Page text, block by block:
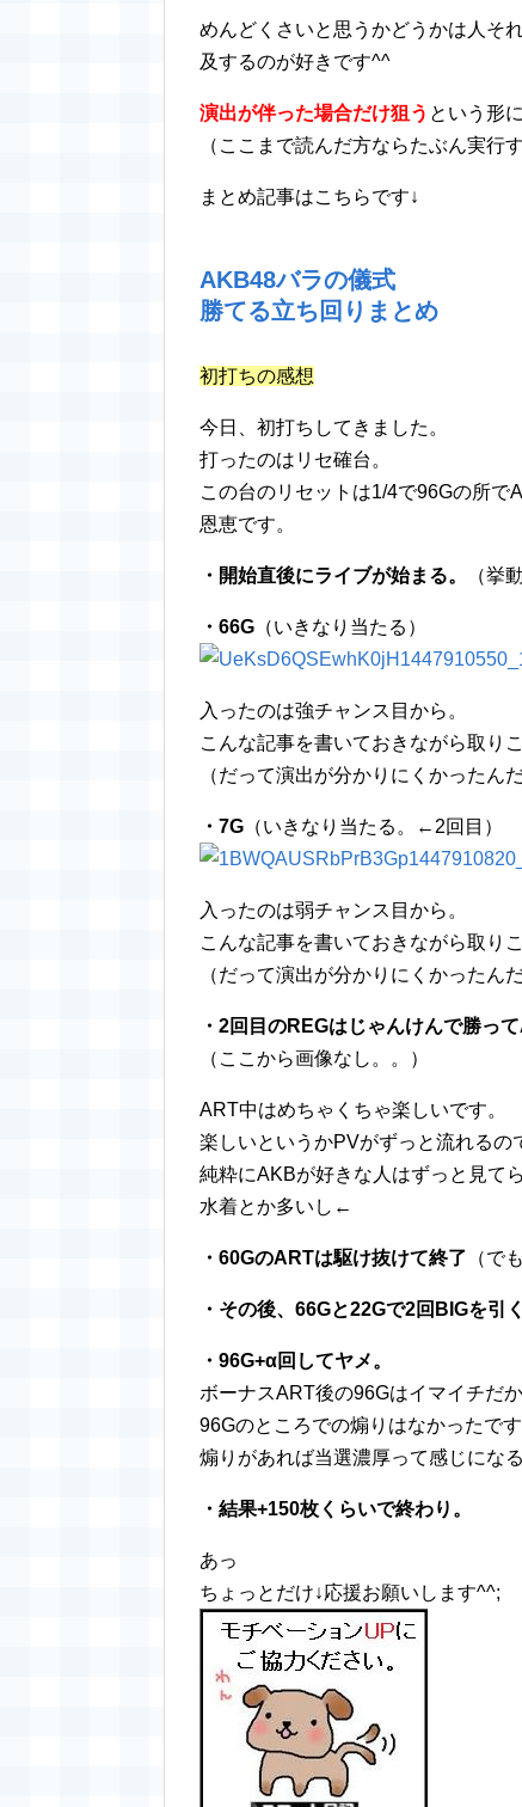
めんどくさいと思うかどうかは人そ
及するのが好きです^^
演出が伴った場合だけ狙う という形
（ここまで読んだ方ならたぶん実行
まとめ記事はこちらです↓
AKB48バラの儀式
勝てる立ち回りまとめ
初打ちの感想
今日、初打ちしてきました。
打ったのはリセ確台。
この台のリセットは1/4で96Gの所
恩恵です。
・開始直後にライブが始まる。 （挙
・66G （いきなり当たる）
入ったのは強チャンス目から。
こんな記事を書いておきながら取りこ
（だって演出が分かりにくかったん
・7G （いきなり当たる。←2回目）
入ったのは弱チャンス目から。
こんな記事を書いておきながら取りこ
（だって演出が分かりにくかったん
・2回目のREGはじゃんけんで勝って
（ここから画像なし。。）
ART中はめちゃくちゃ楽しいです。
楽しいというかPVがずっと流れるの
純粋にAKBが好きな人はずっと見て
水着とか多いし←
・60GのARTは駆け抜けて終了 （で
・その後、66Gと22Gで2回BIGを引く
・96G+α回してヤメ。
ボーナスART後の96Gはイマイチだ
96Gのところでの煽りはなかったです
煽りがあれば当選濃厚って感じにな
・結果+150枚くらいで終わり。
あっ
ちょっとだけ↓応援お願いします^^;